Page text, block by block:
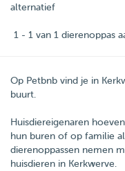
alternatief
1 - 1 van 1 dierenoppas
Op Petbnb vind je in
buurt.
Huisdiereigenaren
hun buren of op familie
dierenoppassen nemen
huisdieren in Kerkwerve.